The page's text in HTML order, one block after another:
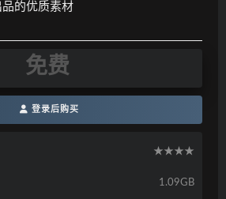
的优质素材
免费
登录后购买
★★★★
1.09GB